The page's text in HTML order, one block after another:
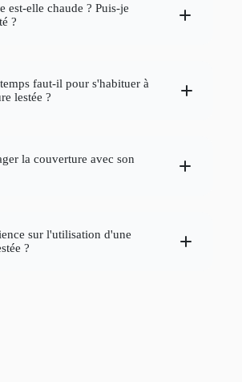
est-elle chaude ? Puis-je
?
faut-il pour s'habituer à
lestée ?
la couverture avec son
sur l'utilisation d'une
?